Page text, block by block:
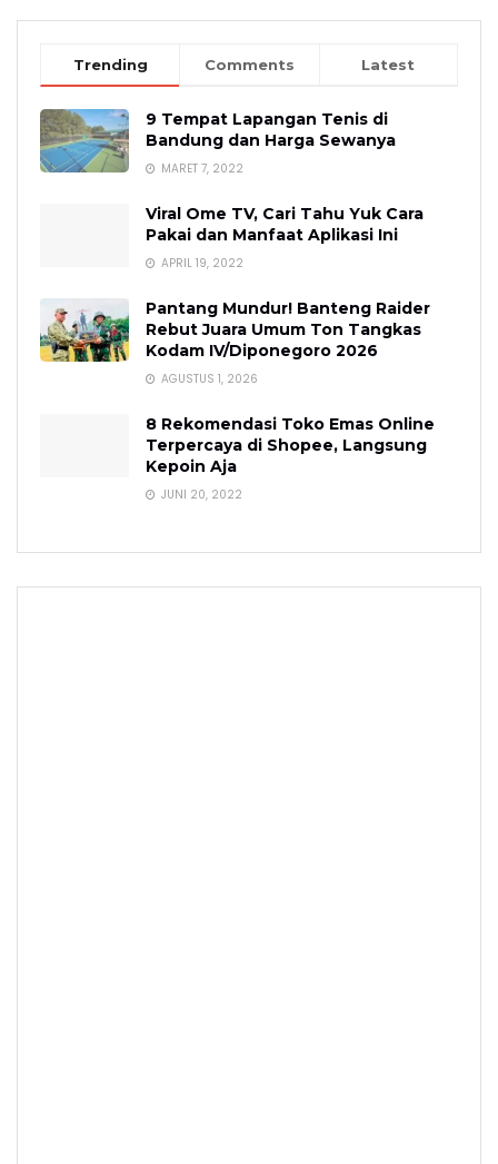
Trending Comments Latest
9 Tempat Lapangan Tenis di
Bandung dan Harga Sewanya
MARET 7, 2022
Viral Ome TV, Cari Tahu Yuk Cara
Pakai dan Manfaat Aplikasi Ini
APRIL 19, 2022
Pantang Mundur! Banteng Raider
Rebut Juara Umum Ton Tangkas
Kodam IV/Diponegoro 2026
AGUSTUS 1, 2026
8 Rekomendasi Toko Emas Online
Terpercaya di Shopee, Langsung
Kepoin Aja
JUNI 20, 2022